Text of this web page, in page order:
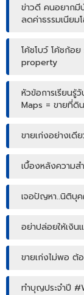
ข่าวดี คนอยากมี
ลดค่าธรรมเนียม
โค้ชโบว์ โค้ชก้อ
property
หัวข้อการเรียนรู้วั
Maps = ขายที่ดิ
ขายเก่งอย่างเดี
เบื้องหลังความส
เจอปัญหา..นิติบุค
อย่าปล่อยให้เงิ
ขายเก่งไม่พอ ต้
ทำบุญประจำปี